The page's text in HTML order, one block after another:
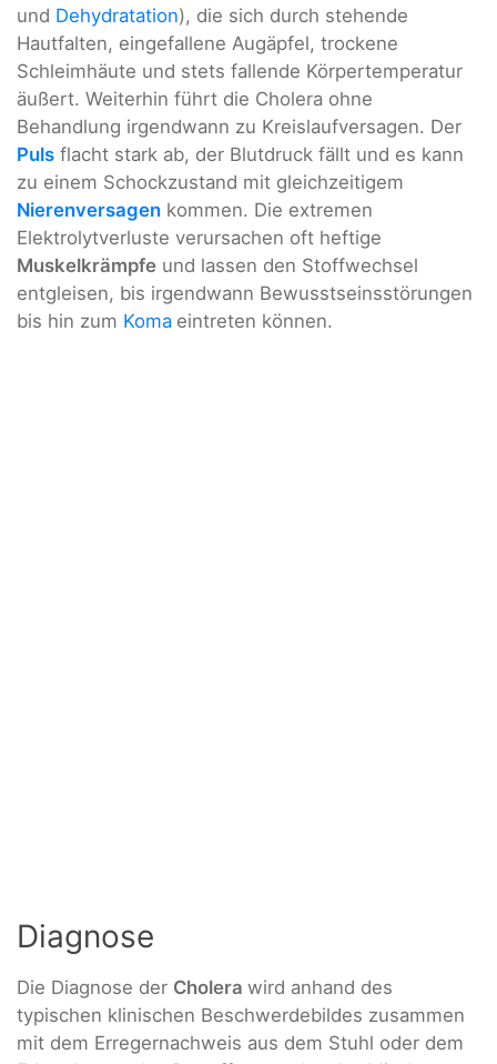
und Dehydratation), die sich durch stehende
Hautfalten, eingefallene Augäpfel, trockene
Schleimhäute und stets fallende Körpertemperatur
äußert. Weiterhin führt die Cholera ohne
Behandlung irgendwann zu Kreislaufversagen. Der
Puls flacht stark ab, der Blutdruck fällt und es kann
zu einem Schockzustand mit gleichzeitigem
Nierenversagen kommen. Die extremen
Elektrolytverluste verursachen oft heftige
Muskelkrämpfe und lassen den Stoffwechsel
entgleisen, bis irgendwann Bewusstseinsstörungen
bis hin zum Koma eintreten können.
Diagnose
Die Diagnose der Cholera wird anhand des
typischen klinischen Beschwerdebildes zusammen
mit dem Erregernachweis aus dem Stuhl oder dem